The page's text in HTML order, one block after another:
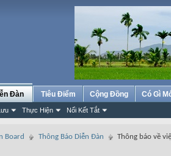
Đàn
Thực Hiện Nối Kết Tắt
Tiêu Điểm Cộng Đồng Có Gì
Board Thông Báo Diễn Đàn Thông báo về